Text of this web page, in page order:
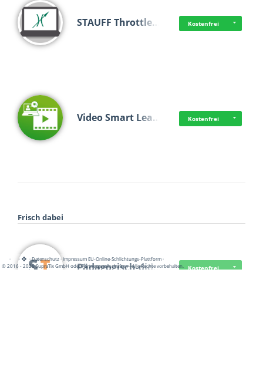
STAUFF Throttle… Kostenfrei
Video Smart Lea… Kostenfrei
Frisch dabei
Pädagogisch-did… Kostenfrei
· · ·Datenschutz·Impressum EU-Online-Schlichtungs-Plattform·
© 2016 - 2026 SupraTix GmbH oder Partnergesellschaften - Alle Rechte vorbehalten.